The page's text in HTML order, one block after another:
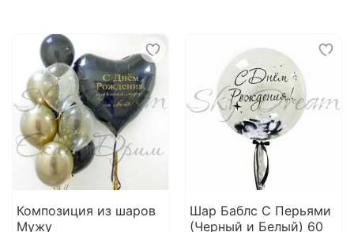
Композиция из шаров
Мужу
Шар Баблс С Перьями
(Черный и Белый) 60